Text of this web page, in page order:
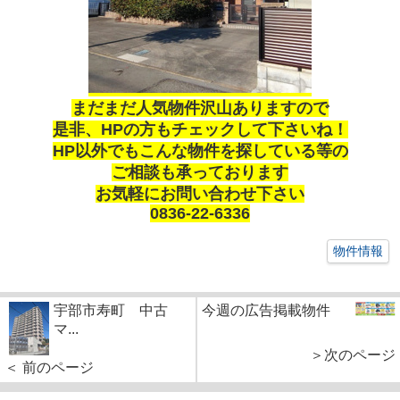
まだまだ人気物件沢山ありますので
是非、HPの方もチェックして下さいね！
HP以外でもこんな物件を探している等の
ご相談も承っております
お気軽にお問い合わせ下さい
0836-22-6336
物件情報
宇部市寿町 中古
マ...
＜ 前のページ
今週の広告掲載物件
＞次のページ